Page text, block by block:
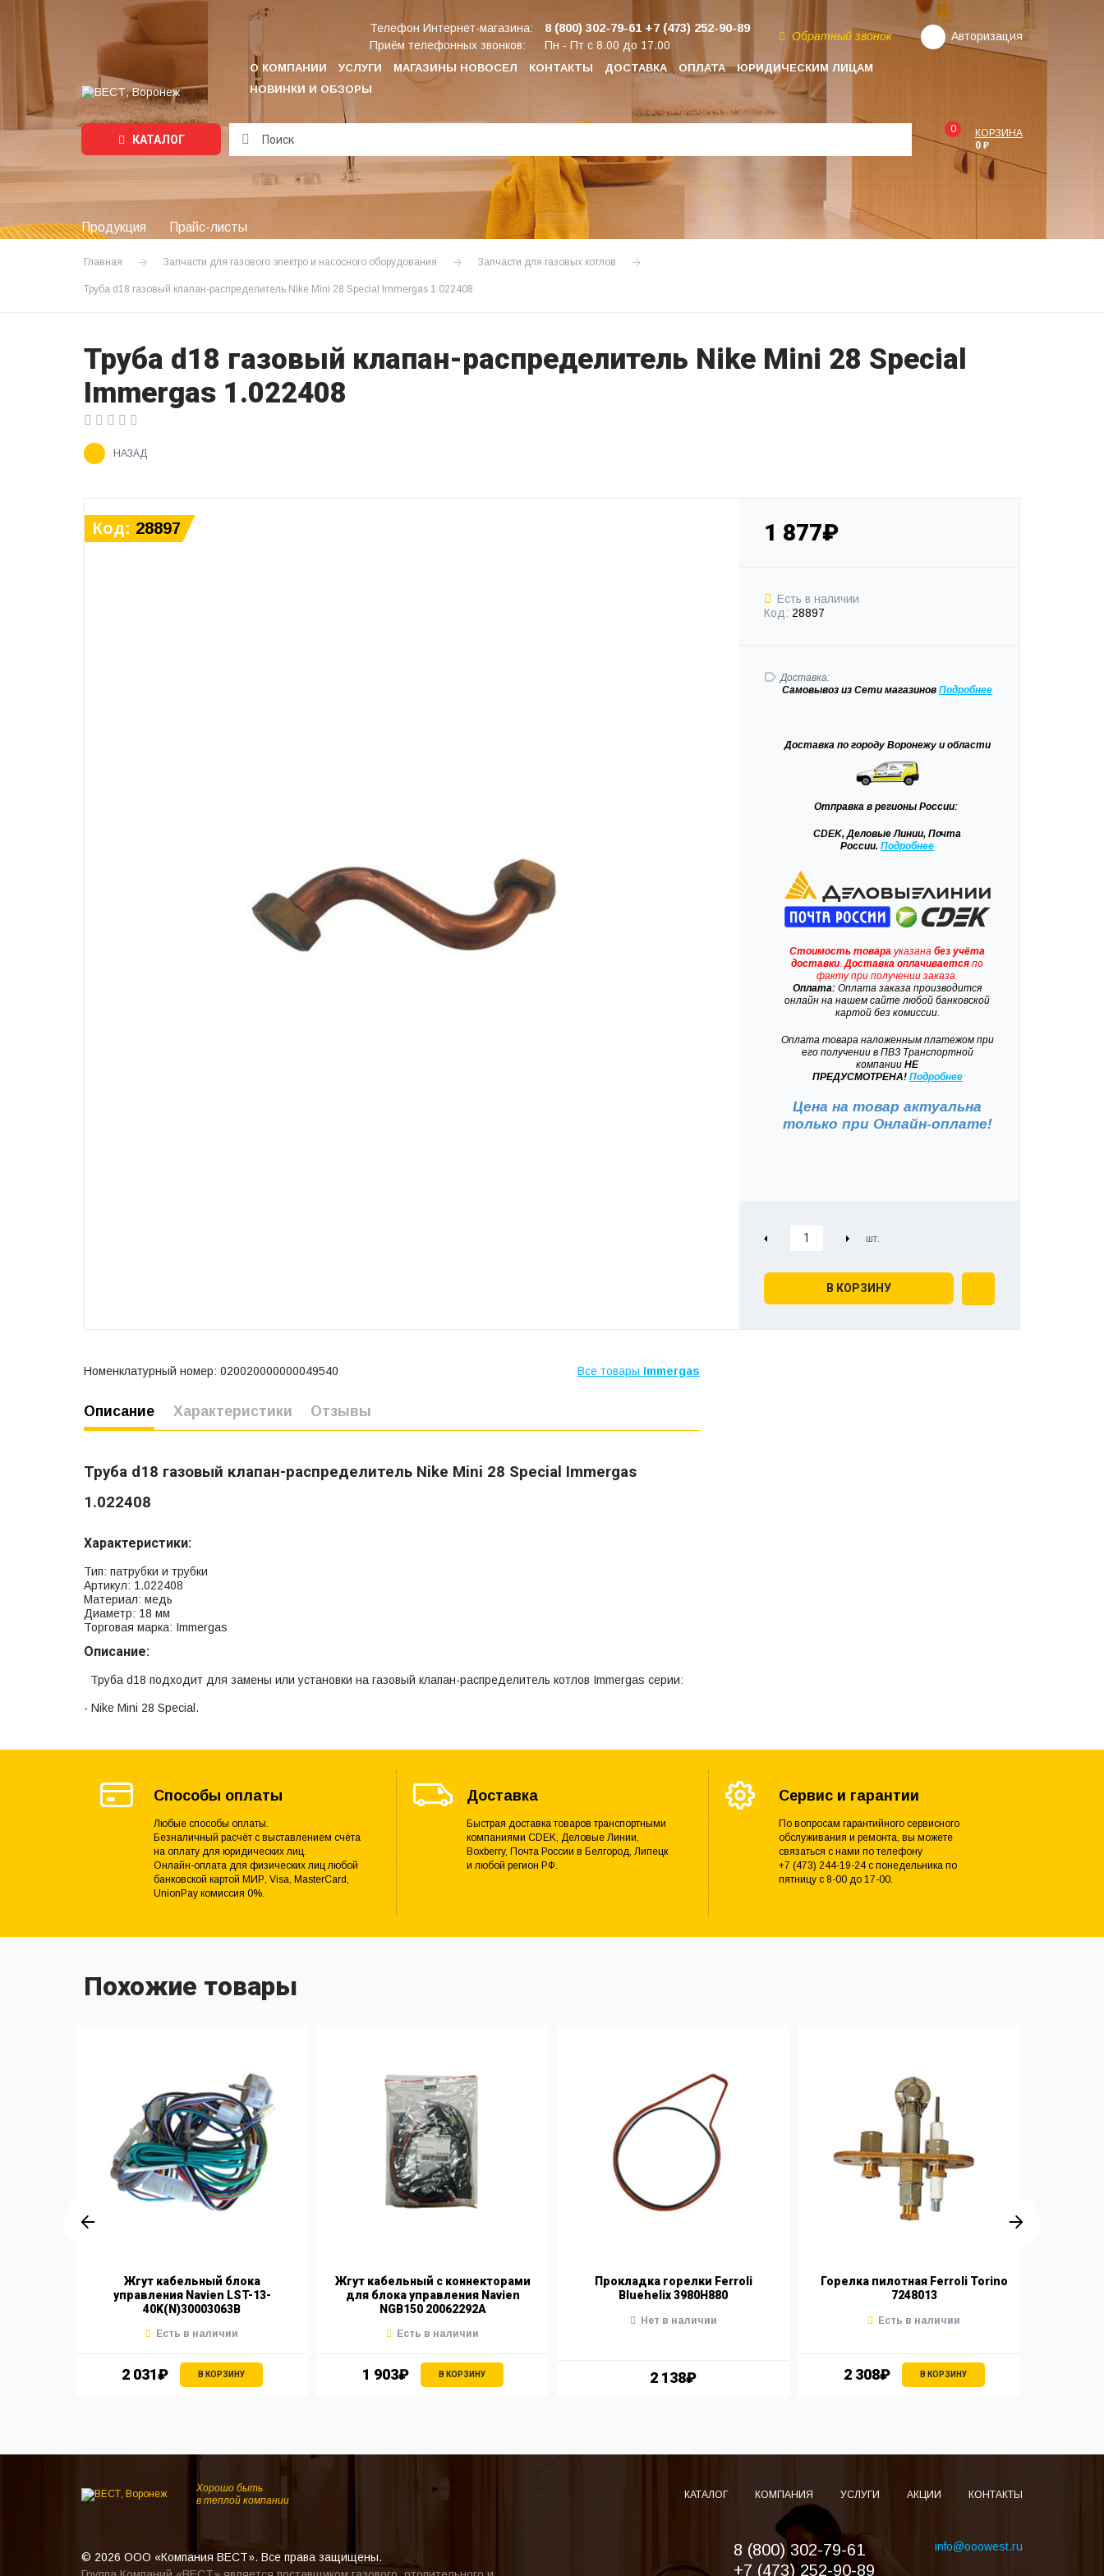
О КОМПАНИИ УСЛУГИ МАГАЗИНЫ НОВОСЕЛ КОНТАКТЫ ДОСТАВКА ОПЛАТА
ЮРИДИЧЕСКИМ ЛИЦАМ
НОВИНКИ И ОБЗОРЫ
Телефон Интернет-магазина: 8 (800) 302-79-61 +7 (473) 252-90-89
Приём телефонных звонков: Пн - Пт с 8.00 до 17.00
Обратный звонок Авторизация
КАТАЛОГ
Подождите...
0
КОРЗИНА
0 ₽
Продукция Прайс-листы
Главная Запчасти для газового электро и насосного оборудования Запчасти для газовых котлов
Труба d18 газовый клапан-распределитель Nike Mini 28 Special Immergas 1.022408
Труба d18 газовый клапан-распределитель Nike Mini 28 Special
Immergas 1.022408
НАЗАД
Код: 28897 1 877₽
Есть в наличии
Код: 28897
Доставка:
Самовывозиз Сети магазиновПодробнее
Доставкапо городу Воронежу и области
Отправка в регионы России:
CDEK, Деловые Линии, Почта
России.Подробнее
Стоимость товара указанабез учёта
доставки .Доставка оплачивается по
факту при получении заказа.
Оплата: Оплата заказа производится
онлайн на нашем сайте любой банковской
картой без комиссии.
Оплата товара наложенным платежом при
его получении в ПВЗ Транспортной
компании НЕ
ПРЕДУСМОТРЕНА! Подробнее
Цена на товар актуальна
только при Онлайн-оплате!
В КОРЗИНУ
Номенклатурный номер: 020020000000049540 Все товары Immergas
Описание Характеристики Отзывы
Труба d18 газовый клапан-распределитель Nike Mini 28 Special Immergas
1.022408
Характеристики:
Тип: патрубки и трубки
Артикул: 1.022408
Материал: медь
Диаметр: 18 мм
Торговая марка: Immergas
Описание:
Труба d18 подходит для замены или установки на газовый клапан-распределитель котлов Immergas серии:
- Nike Mini 28 Special.
Способы оплаты
Любые способы оплаты.
Безналичный расчёт с выставлением счёта
на оплату для юридических лиц.
Онлайн-оплата для физических лиц любой
банковской картой МИР, Visa, MasterCard,
UnionPay комиссия 0%.
Доставка
Быстрая доставка товаров транспортными
компаниями CDEK, Деловые Линии,
Boxberry, Почта России в Белгород, Липецк
и любой регион РФ.
Сервис и гарантии
По вопросам гарантийного сервисного
обслуживания и ремонта, вы можете
связаться с нами по телефону
+7 (473) 244-19-24 с понедельника по
пятницу с 8-00 до 17-00.
Похожие товары
Жгут кабельный блока
управления Navien LST-13-
40K(N)30003063B
2 031₽ В КОРЗИНУ
Есть в наличии
Жгут кабельный с коннекторами
для блока управления Navien
NGB150 20062292A
1 903₽ В КОРЗИНУ
Есть в наличии
Прокладка горелки Ferroli
Bluehelix 3980H880
2 138₽
Нет в наличии
Горелка пилотная Ferroli Torino
7248013
2 308₽ В КОРЗИНУ
Есть в наличии
Хорошо быть
в теплой компании
КАТАЛОГ КОМПАНИЯ УСЛУГИ АКЦИИ КОНТАКТЫ
© 2026 ООО «Компания ВЕСТ». Все права защищены.
8 (800) 302-79-61
+7 (473) 252-90-89
info@ooowest.ru